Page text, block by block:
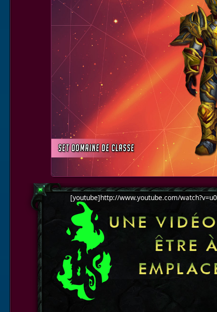
[youtube]http://www.youtube.com/